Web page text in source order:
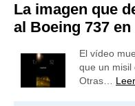
La imagen que
al Boeing 737 en
El vídeo
que un misil
Otras…